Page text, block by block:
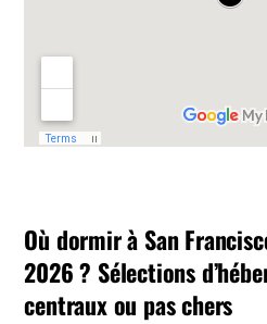
Où dormir à San
2026 ? Sélections
centraux ou pas chers